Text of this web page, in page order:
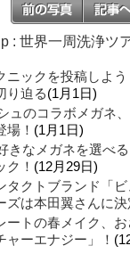
: 世界一周洗浄ツ
ニックを投稿しよ
り迫る(1月1日)
ュのコラボメガネ
場！ (1月1日)
きなメガネを選べ
ク！ (12月29日)
タクトブランド「
ズは本田翼さんに決
ートの春メイク、
ャーエナジー」！